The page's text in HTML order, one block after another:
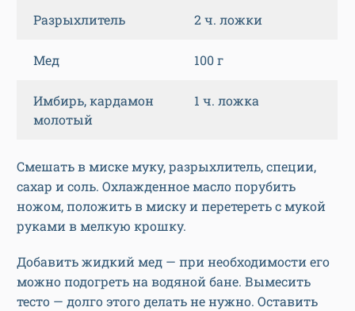
Разрыхлитель 2 ч. ложки
Мед 100 г
Имбирь, кардамон
молотый
1 ч. ложка
Смешать в миске муку, разрыхлитель, специи,
сахар и соль. Охлажденное масло порубить
ножом, положить в миску и перетереть с мукой
руками в мелкую крошку.
Добавить жидкий мед — при необходимости его
можно подогреть на водяной бане. Вымесить
тесто — долго этого делать не нужно. Оставить